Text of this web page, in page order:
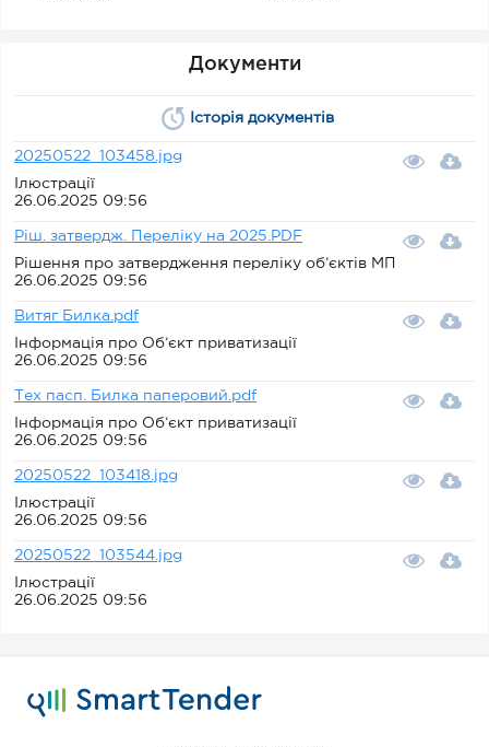
Документи
Історія документів
20250522_103458.jpg
Ілюстрації
26.06.2025 09:56
Ріш. затвердж. Переліку на 2025.PDF
Рішення про затвердження переліку об’єктів МП
26.06.2025 09:56
Витяг Билка.pdf
Інформація про Об’єкт приватизації
26.06.2025 09:56
Тех пасп. Билка паперовий.pdf
Інформація про Об’єкт приватизації
26.06.2025 09:56
20250522_103418.jpg
Ілюстрації
26.06.2025 09:56
20250522_103544.jpg
Ілюстрації
26.06.2025 09:56